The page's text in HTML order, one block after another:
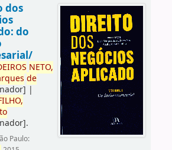
dos
do
IROS NETO,
de
|
.
Paulo: